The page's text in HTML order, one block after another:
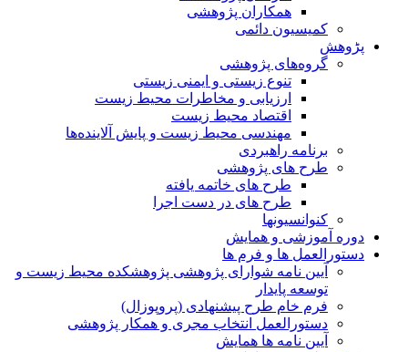
همکاران پژوهشی
کمیسیون دائمی
پڑوهش
گروه‌های پژوهشی
تنوع زیستی و ایمنی زیستی
ارزیابی و مخاطرات محیط زیست
اقتصاد محیط زیست
مهندسی محیط زیست و پایش آلاینده‌ها
برنامه راهبردی
طرح های پژوهشی
طرح های خاتمه یافته
طرح های در دست اجرا
کنوانسیونها
دوره آموزشی و همایش
دستورالعمل ها و فرم ها
آیین نامه شوارای پژوهشی پژوهشکده محیط زیست و
توسعه پایدار
فرم خام طرح پیشنهادی (پروپوزال)
دستورالعمل انتخاب مجری و همکار پژوهشی
آیین نامه ها همایش